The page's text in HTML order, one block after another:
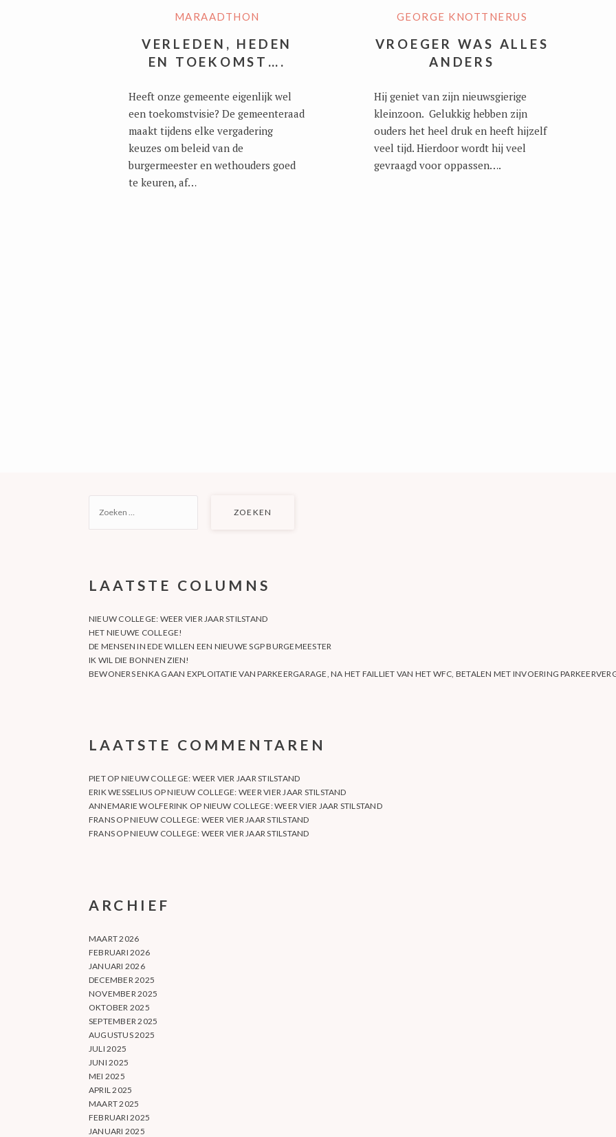
MARAADTHON
VERLEDEN, HEDEN
EN TOEKOMST….
Heeft onze gemeente eigenlijk wel
een toekomstvisie? De gemeenteraad
maakt tijdens elke vergadering
keuzes om beleid van de
burgermeester en wethouders goed
te keuren, af…
GEORGE KNOTTNERUS
VROEGER WAS ALLES
ANDERS
Hij geniet van zijn nieuwsgierige
kleinzoon. Gelukkig hebben zijn
ouders het heel druk en heeft hijzelf
veel tijd. Hierdoor wordt hij veel
gevraagd voor oppassen….
NAAR:
LAATSTE COLUMNS
NIEUW COLLEGE: WEER VIER JAAR STILSTAND
HET NIEUWE COLLEGE!
DE MENSEN IN EDE WILLEN EEN NIEUWE SGP BURGEMEESTER
IK WIL DIE BONNEN ZIEN!
BEWONERS ENKA GAAN EXPLOITATIE VAN PARKEERGARAGE, NA HET FAILLIET VAN HET WFC, BETALEN MET INVOERING
LAATSTE COMMENTAREN
PIETOP NIEUW COLLEGE: WEER VIER JAAR STILSTAND
ERIK WESSELIUS OPNIEUW COLLEGE: WEER VIER JAAR STILSTAND
ANNEMARIE WOLFERINK OP NIEUW COLLEGE: WEER VIER JAAR STILSTAND
FRANS OPNIEUW COLLEGE: WEER VIER JAAR STILSTAND
FRANS OPNIEUW COLLEGE: WEER VIER JAAR STILSTAND
ARCHIEF
MAART 2026
FEBRUARI 2026
JANUARI 2026
DECEMBER 2025
NOVEMBER 2025
OKTOBER 2025
SEPTEMBER 2025
AUGUSTUS 2025
JULI 2025
JUNI 2025
MEI 2025
APRIL 2025
MAART 2025
FEBRUARI 2025
JANUARI 2025